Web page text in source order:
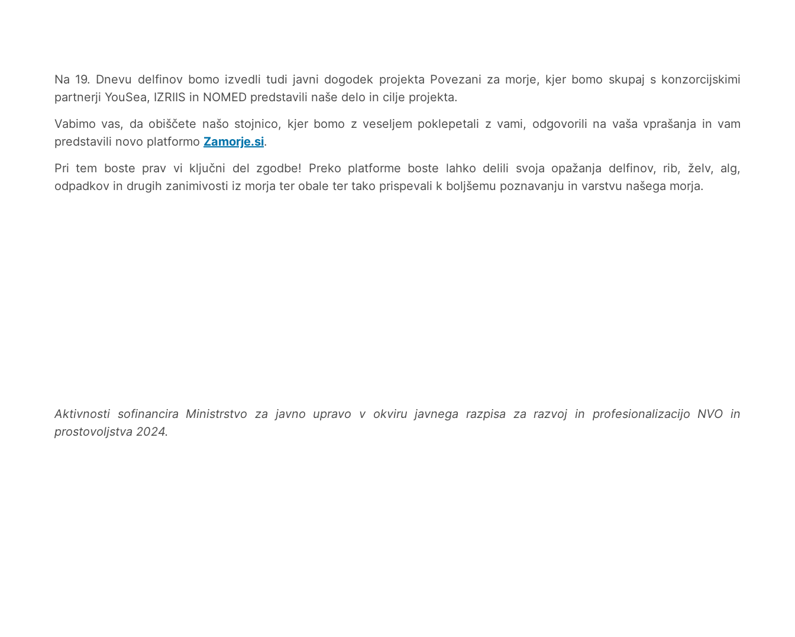
Na 19. Dnevu delfinov bomo izvedli tudi javni dogodek projekta Povezani za morje, kjer bomo skupaj s konzorcijskimi
partnerji YouSea, IZRIIS in NOMED predstavili naše delo in cilje projekta.
Vabimo vas, da obiščete našo stojnico, kjer bomo z veseljem poklepetali z vami, odgovorili na vaša vprašanja in vam
predstavili novo platformo Zamorje.si.
Pri tem boste prav vi ključni del zgodbe! Preko platforme boste lahko delili svoja opažanja delfinov, rib, želv, alg,
odpadkov in drugih zanimivosti iz morja ter obale ter tako prispevali k boljšemu poznavanju in varstvu našega morja.
Aktivnosti sofinancira Ministrstvo za javno upravo v okviru javnega razpisa za razvoj in profesionalizacijo NVO in
prostovoljstva 2024.